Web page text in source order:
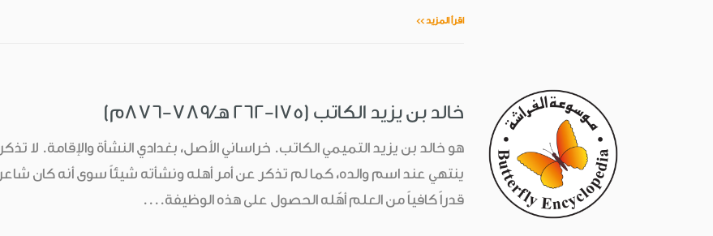
اقرأ المزيد >>
خالد بن يزيد الكاتب (175-262 هـ/789-876م)
هو خالد بن يزيد التميمي الكاتب. خراساني الأصل، بغدادي النشأة والإقامة. لا
ينتهي عند اسم والده، كما لم تذكر عن أمر أهله ونشأته شيئاً سوى أنه كان
قدراً كافياً من العلم أهّله الحصول على هذه الوظيفة....